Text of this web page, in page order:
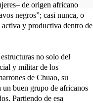
de origen africano
negros”; casi nunca, o
y productiva dentro de
no solo del
y militar de los
de Chuao, su
buen grupo de africanos
Partiendo de esa